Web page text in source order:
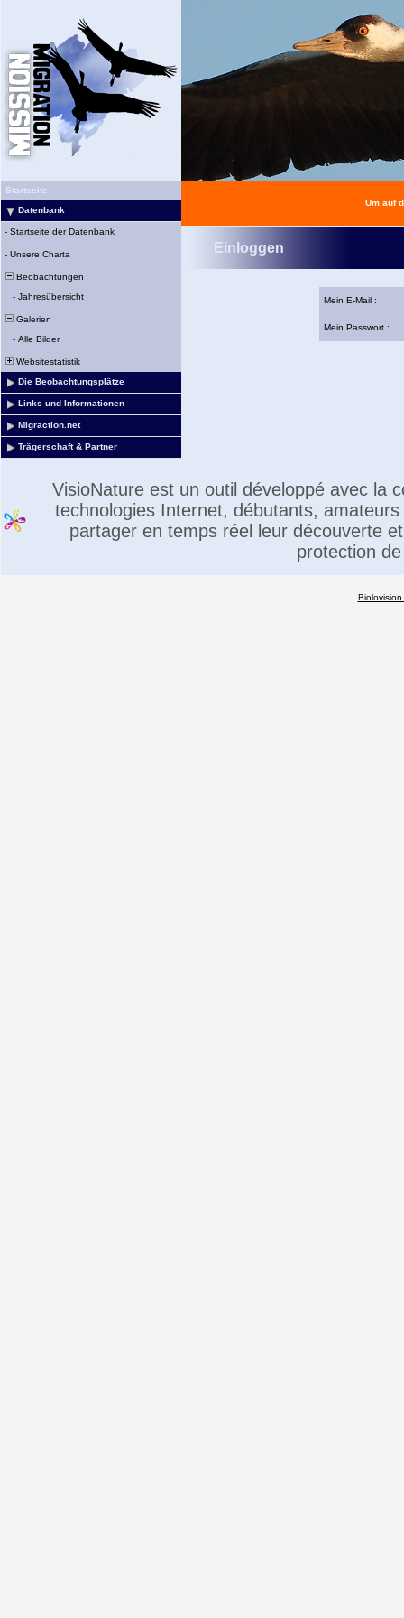
Startseite
Datenbank
- Startseite der Datenbank
- Unsere Charta
Beobachtungen
- Jahresübersicht
Galerien
- Alle Bilder
Websitestatistik
Die Beobachtungsplätze
Links und Informationen
Migraction.net
Trägerschaft & Partner
Um auf
Einloggen
Mein E-Mail :
Mein Passwort :
VisioNature est un outil développé avec la
technologies Internet, débutants,
partager en temps réel leur découverte
protection
Biolovision